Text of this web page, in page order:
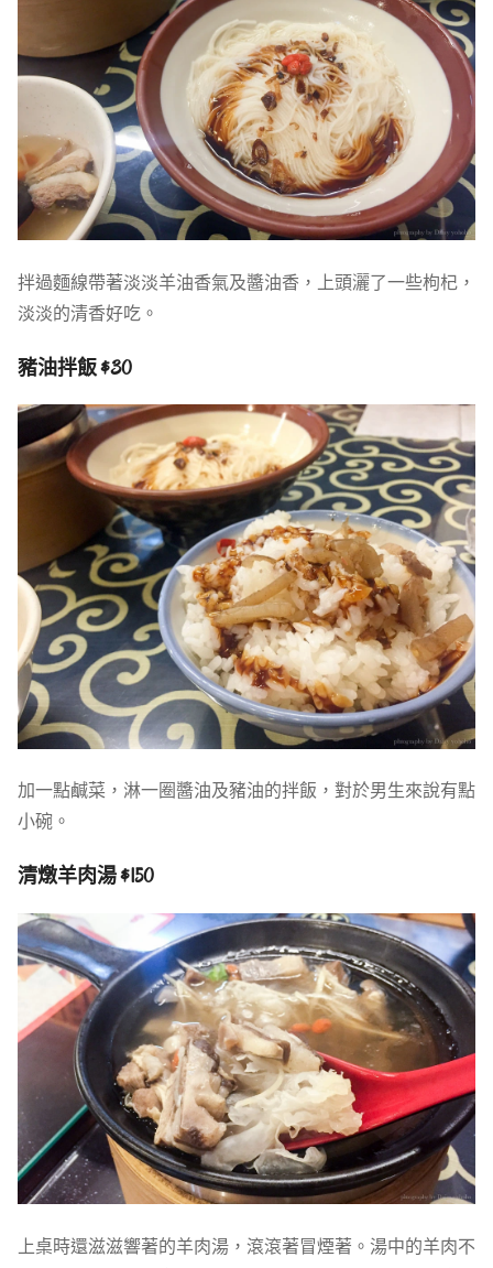
拌過麵線帶著淡淡羊油香氣及醬油香，上頭灑了一些枸杞，
淡淡的清香好吃。
豬油拌飯 $30
加一點鹹菜，淋一圈醬油及豬油的拌飯，對於男生來說有點
小碗。
清燉羊肉湯 $150
上桌時還滋滋響著的羊肉湯，滾滾著冒煙著。湯中的羊肉不